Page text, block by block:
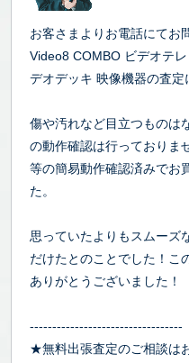
お客さまよりお電話にてお
Video8 COMBO ビデオテ
デオデッキ 映像機器の査定
傷や汚れなど目立つものは
の動作確認は行っておりま
等の簡易動作確認済みでお
た。
思っていたよりもスムーズ
だけたとのことでした！こ
ありがとうございました！
----------------------------------
★無料出張査定のご相談は